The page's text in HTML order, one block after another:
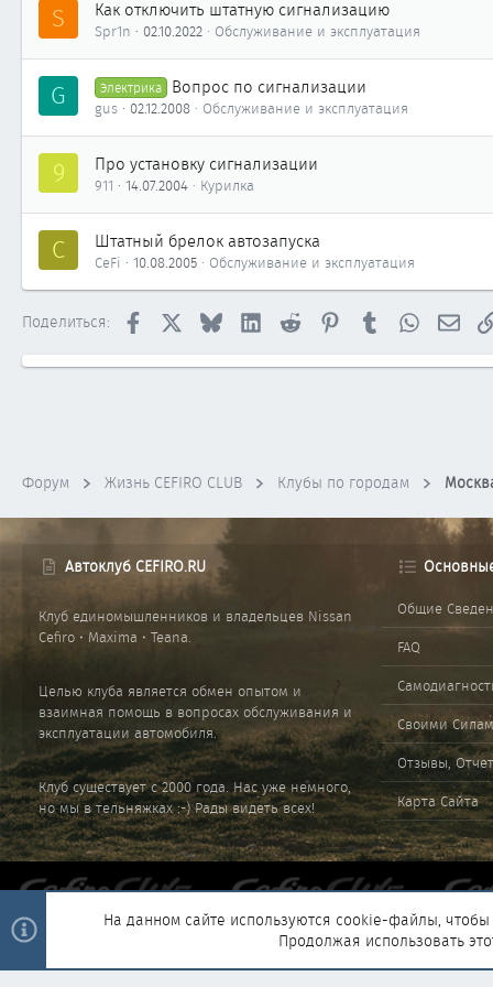
S Как отключить штатную сигнализацию
Spr1n 02.10.2022 Обслуживание и эксплуатация
G Электрика Вопрос по сигнализации
gus 02.12.2008 Обслуживание и эксплуатация
9 Про установку сигнализации
911 14.07.2004 Курилка
C Штатный брелок автозапуска
CeFi 10.08.2005 Обслуживание и эксплуатация
Поделиться: Facebook Bluesky LinkedInReddit PinterestTumblrWhatsApp
Форум Жизнь CEFIRO CLUB Клубы по городам
Автоклуб CEFIRO.RU
Клуб единомышленников и владельцев Nissan
Cefiro • Maxima • Teana.
Целью клуба является обмен опытом и
взаимная помощь в вопросах обслуживания и
эксплуатации автомобиля.
Клуб существует с 2000 года. Нас уже немного,
но мы в тельняжках :-) Рады видеть всех!
Общие
FAQ
Своими
Отзывы,
Карта Сайта
Community platform by XenForo © 2010-2025 XenForo Ltd. |Style and
На данном сайте используются cookie-файлы, чтобы
Продолжая использовать